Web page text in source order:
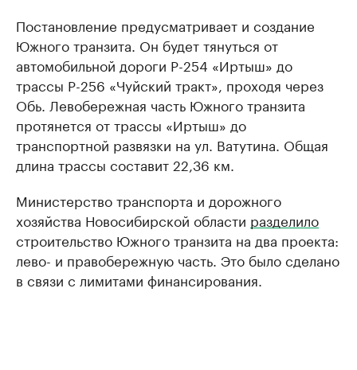
Постановление предусматривает и создание
Южного транзита. Он будет тянуться от
автомобильной дороги Р-254 «Иртыш» до
трассы Р-256 «Чуйский тракт», проходя через
Обь. Левобережная часть Южного транзита
протянется от трассы «Иртыш» до
транспортной развязки на ул. Ватутина. Общая
длина трассы составит 22,36 км.
Министерство транспорта и дорожного
хозяйства Новосибирской области разделило
строительство Южного транзита на два проекта:
лево- и правобережную часть. Это было сделано
в связи с лимитами финансирования.